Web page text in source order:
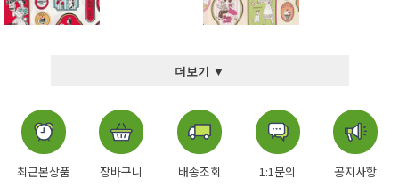
더보기 ▼
최근본상품 장바구니 배송조회 1:1문의 공지사항